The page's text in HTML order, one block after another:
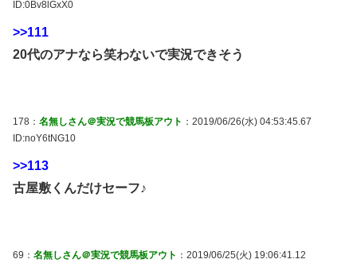
ID:0Bv8lGxX0
>>111
20代のアナなら笑わないで実況できそう
178： 名無しさん＠実況で競馬板アウト ：2019/06/26(水) 04:53:45.67
ID:noY6tNG10
>>113
古屋敷くんだけセーフ♪
69： 名無しさん＠実況で競馬板アウト ：2019/06/25(火) 19:06:41.12